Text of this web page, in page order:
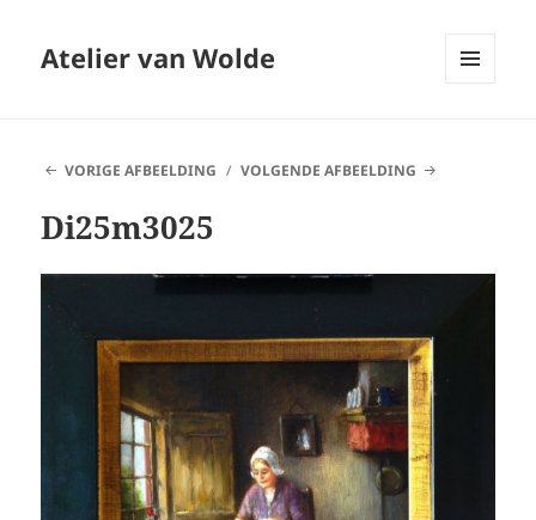
Atelier van Wolde
VORIGE AFBEELDING
VOLGENDE AFBEELDING
Di25m3025